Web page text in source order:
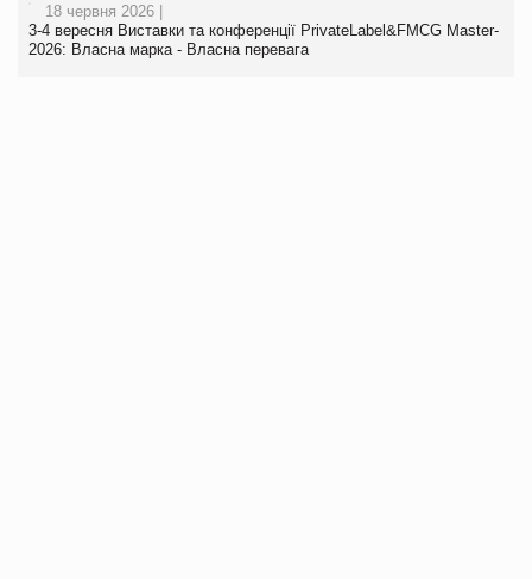
18 червня 2026 |
3-4 вересня Виставки та конференції PrivateLabel&FMCG Master-
2026: Власна марка - Власна перевага